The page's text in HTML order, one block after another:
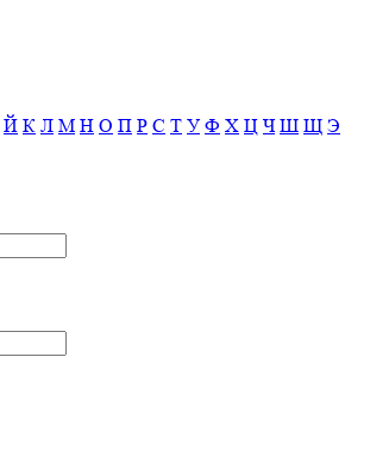
Й К Л М Н О П Р С Т У Ф Х Ц Ч Ш Щ Э